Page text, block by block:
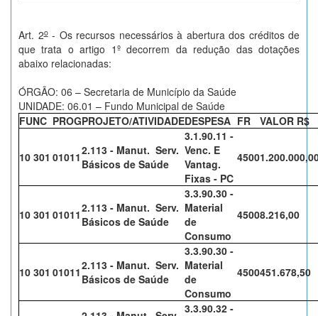
Art. 2o- Os recursos necessários à abertura dos créditos de
que trata o artigo 1º decorrem da redução das dotações
abaixo relacionadas:
ÓRGÃO: 06 – Secretaria de Município da Saúde
UNIDADE: 06.01 – Fundo Municipal de Saúde
FUNC PROGPROJETO/ATIVIDADEDESPESA FR VALOR R$
10 301 010112.113 - Manut. Serv.
Básicos de Saúde
3.1.90.11 -
Venc. E
Vantag.
Fixas - PC
4500
10 301 010112.113 - Manut. Serv.
Básicos de Saúde
3.3.90.30 -
Material
de
Consumo
45008.216,00
10 301 010112.113 - Manut. Serv.
Básicos de Saúde
3.3.90.30 -
Material
de
Consumo
4500451.678,50
3.3.90.32 -